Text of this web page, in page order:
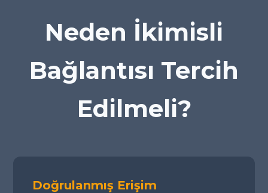
Neden İkimisli
Bağlantısı Tercih
Edilmeli?
Doğrulanmış Erişim